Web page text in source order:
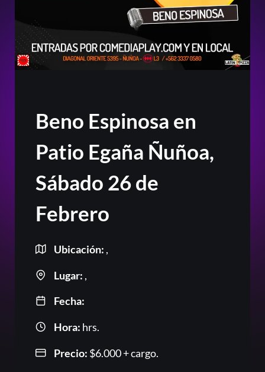
Beno Espinosa en
Patio Egaña Ñuñoa,
Sábado 26 de
Febrero
Ubicación: ,
Lugar: ,
Fecha:
Hora: hrs.
Precio: $6.000+ cargo.